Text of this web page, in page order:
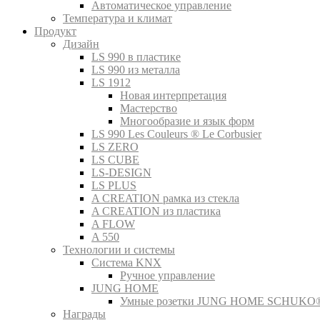
Автоматическое управление
Температура и климат
Продукт
Дизайн
LS 990 в пластике
LS 990 из металла
LS 1912
Новая интерпретация
Мастерство
Многообразие и язык форм
LS 990 Les Couleurs ® Le Corbusier
LS ZERO
LS CUBE
LS-DESIGN
LS PLUS
A CREATION рамка из стекла
A CREATION из пластика
A FLOW
A 550
Технологии и системы
Система KNX
Ручное управление
JUNG HOME
Умные розетки JUNG HOME
Награды